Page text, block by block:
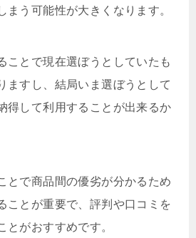
まう可能性が大きくなります。
ことで現在選ぼうとしていたも
ますし、結局いま選ぼうとして
得して利用することが出来るか
とで商品間の優劣が分かるため
ことが重要で、評判や口コミを
とがおすすめです。